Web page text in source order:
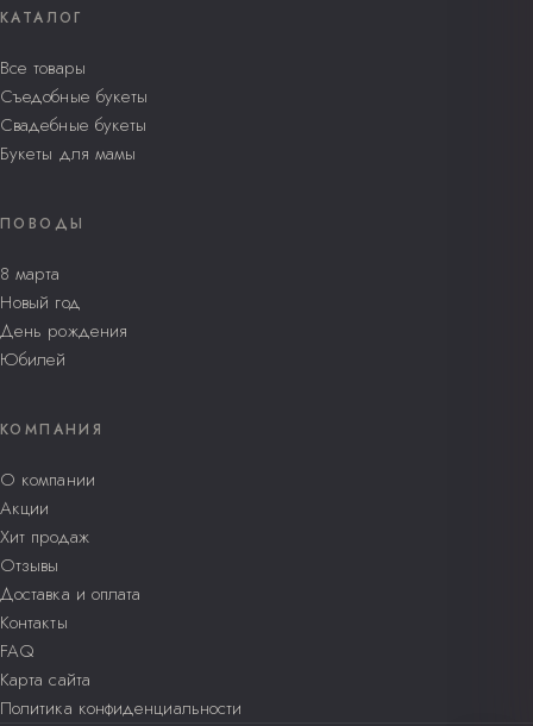
КАТАЛОГ
Все товары
Съедобные букеты
Свадебные букеты
Букеты для мамы
ПОВОДЫ
8 марта
Новый год
День рождения
Юбилей
КОМПАНИЯ
О компании
Акции
Хит продаж
Отзывы
Доставка и оплата
Контакты
FAQ
Карта сайта
Политика конфиденциальности